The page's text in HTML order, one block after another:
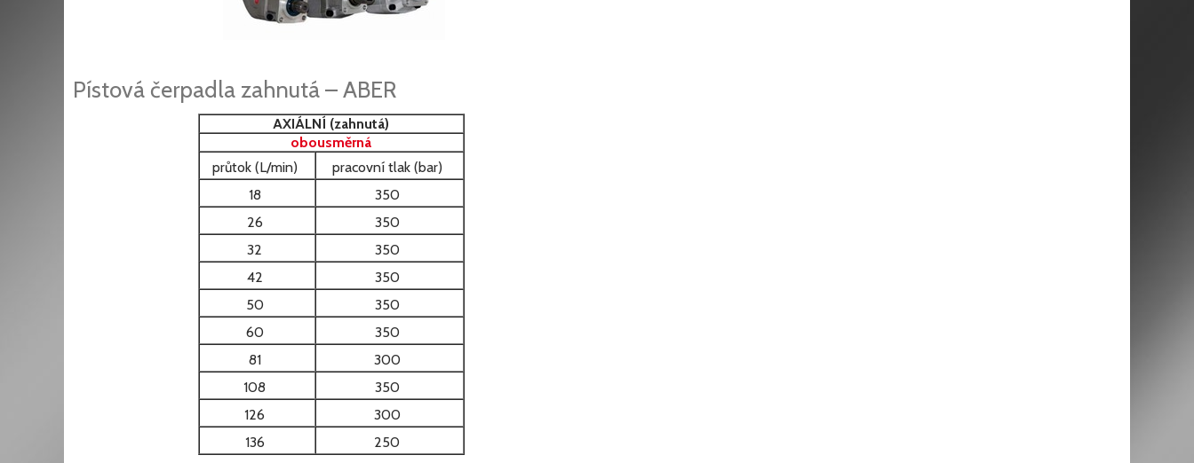
Pístová čerpadla zahnutá – ABER
AXIÁLNÍ (zahnutá)
obousměrná
průtok (L/min)
pracovní tlak (bar)
18
350
26
350
32
350
42
350
50
350
60
350
81
300
108
350
126
300
136
250